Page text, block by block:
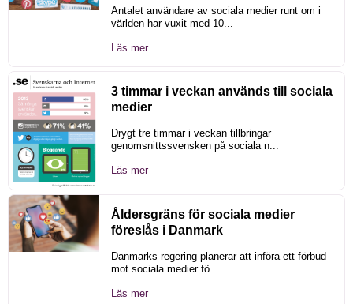
Antalet användare av sociala medier runt om i
världen har vuxit med 10...
Läs mer
3 timmar i veckan används till sociala
medier
Drygt tre timmar i veckan tillbringar
genomsnittssvensken på sociala n...
Läs mer
Åldersgräns för sociala medier
föreslås i Danmark
Danmarks regering planerar att införa ett förbud
mot sociala medier fö...
Läs mer